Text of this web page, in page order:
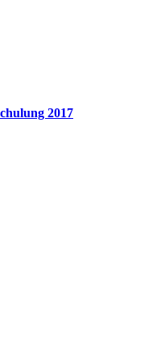
2017